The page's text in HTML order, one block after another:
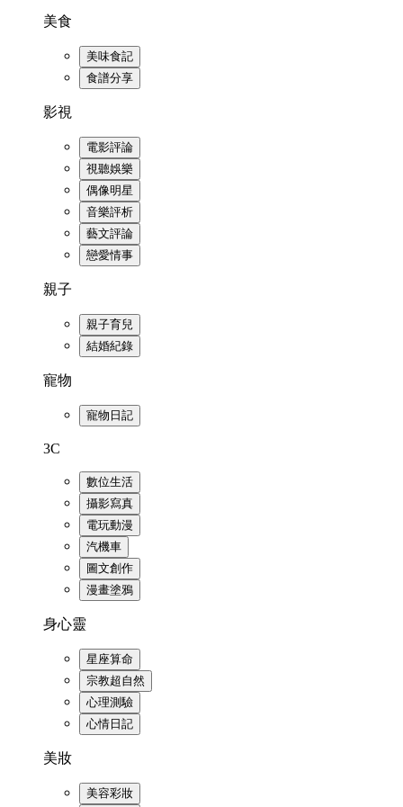
美食
美味食記
食譜分享
影視
電影評論
視聽娛樂
偶像明星
音樂評析
藝文評論
戀愛情事
親子
親子育兒
結婚紀錄
寵物
寵物日記
3C
數位生活
攝影寫真
電玩動漫
汽機車
圖文創作
漫畫塗鴉
身心靈
星座算命
宗教超自然
心理測驗
心情日記
美妝
美容彩妝